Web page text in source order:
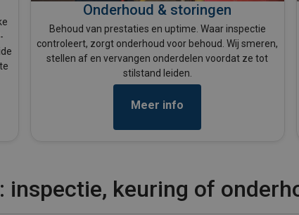
-
Onderhoud & storingen
Behoud van prestaties en uptime. Waar inspectie
controleert, zorgt onderhoud voor behoud. Wij smeren,
stellen af en vervangen onderdelen voordat ze tot
stilstand leiden.
Meer info
inspectie, keuring of